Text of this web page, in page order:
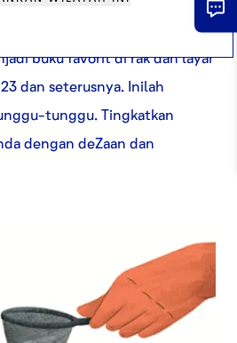
Cocoa yang baru saja kami
buku favorit di rak dan layar
dan seterusnya. Inilah
tunggu. Tingkatkan
dengan deZaan dan